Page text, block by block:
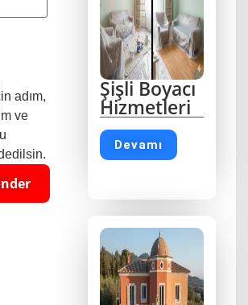
adım,
ve
Şişli Boyacı
Hizmetleri
Devamı